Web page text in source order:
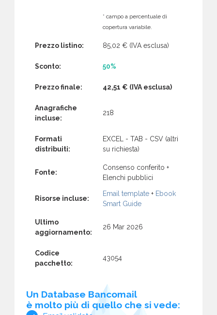
* campo a percentuale di
copertura variabile.
Prezzo listino: 85,02 € (IVA esclusa)
Sconto: 50%
Prezzo finale: 42,51 € (IVA esclusa)
Anagrafiche
incluse:
218
Formati
distribuiti:
EXCEL - TAB - CSV (altri
su richiesta)
Fonte:
Consenso conferito +
Elenchi pubblici
Risorse incluse:
Email template + Ebook
Smart Guide
Ultimo
aggiornamento:
26 Mar 2026
Codice
pacchetto:
43054
Un Database Bancomail
è molto più di quello che si vede: